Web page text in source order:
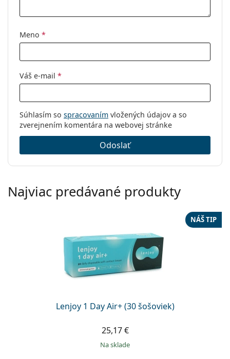
Meno *
Váš e-mail *
Súhlasím so spracovaním vložených údajov a so
zverejnením komentára na webovej stránke
Odoslať
Najviac predávané produkty
Lenjoy 1 Day Air+ (30 šošoviek)
NÁŠ TIP
25,17 €
na sklade